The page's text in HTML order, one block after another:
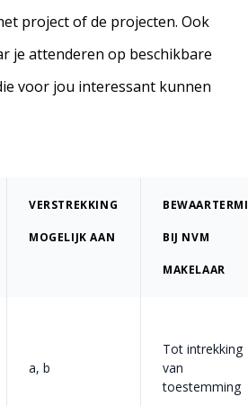
project of de projecten. Ook
je attenderen op beschikbare
voor jou interessant kunnen
VERSTREKKING
MOGELIJK AAN BIJ NVM
MAKELAAR
a, b
Tot intrekking
van
toestemming